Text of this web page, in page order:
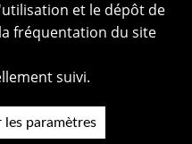
et le dépôt de
fréquentation du site
suivi.
les paramètres